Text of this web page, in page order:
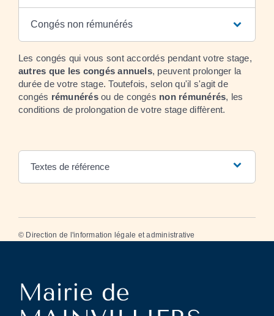
Congés non rémunérés
Les congés qui vous sont accordés pendant votre stage,
autres que les congés annuels, peuvent prolonger la
durée de votre stage. Toutefois, selon qu'il s'agit de
congés rémunérésou de congés non rémunérés, les
conditions de prolongation de votre stage diffèrent.
Textes de référence
© Direction de l'information légale et administrative